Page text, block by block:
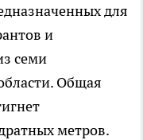
для
и
семи
Общая
метров.